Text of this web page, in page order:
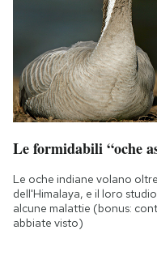
Le formidabili “oche
Le oche indiane volano
dell'Himalaya, e il loro
alcune malattie (bonus:
abbiate visto)